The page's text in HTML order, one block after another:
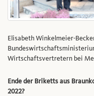
Elisabeth Winkelmeier-
Wirtschaftsvertretern bei
Ende der Briketts aus
2022?